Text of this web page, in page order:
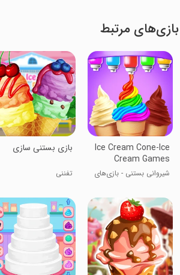
بازی‌های مرتبط
Ice Cream Cone-Ice
Cream Games
شیروانی بستنی - بازی‌های
بازی بستنی سازی
تفننی